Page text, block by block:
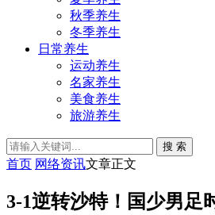
秋季养生
冬季养生
日常养生
运动养生
名家养生
美食养生
旅游养生
搜 索
首页 网络资讯文章正文
3-1逆转沙特！国少男足